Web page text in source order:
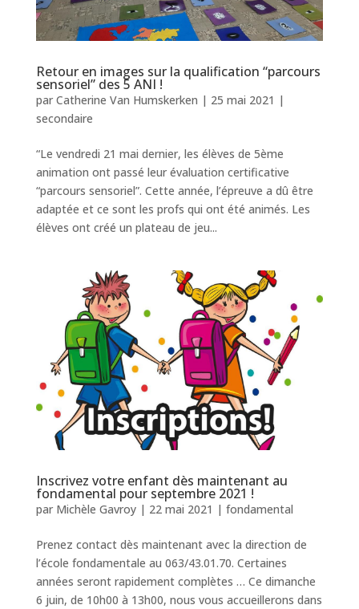
Retour en images sur la qualification “parcours
sensoriel” des 5 ANI !
par Catherine Van Humskerken | 25 mai 2021 |
secondaire
“Le vendredi 21 mai dernier, les élèves de 5ème
animation ont passé leur évaluation certificative
“parcours sensoriel”. Cette année, l’épreuve a dû être
adaptée et ce sont les profs qui ont été animés. Les
élèves ont créé un plateau de jeu...
Inscrivez votre enfant dès maintenant au
fondamental pour septembre 2021 !
par Michèle Gavroy| 22 mai 2021 | fondamental
Prenez contact dès maintenant avec la direction de
l’école fondamentale au 063/43.01.70. Certaines
années seront rapidement complètes … Ce dimanche
6 juin, de 10h00 à 13h00, nous vous accueillerons dans